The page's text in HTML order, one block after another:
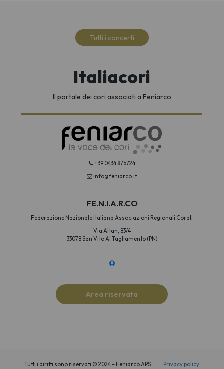
Tutti i concerti
Italiacori
Il portale dei cori associati a Feniarco
+39 0434 876724
info@feniarco.it
FE.N.I.A.R.CO
Federazione Nazionale Italiana Associazioni Regionali Corali
Via Altan, 83/4
33078 San Vito Al Tagliamento (PN)
Area riservata
Tutti i diritti sono riservati © 2024 – Feniarco APS
Privacy policy